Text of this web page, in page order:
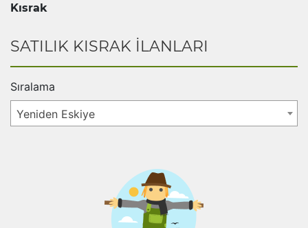
Kısrak
SATILIK KISRAK İLANLARI
Sıralama
Yeniden Eskiye